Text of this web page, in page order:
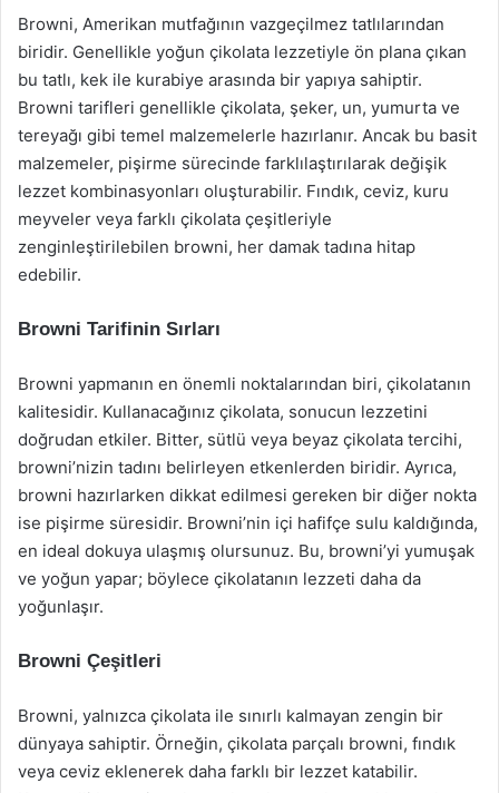
Browni, Amerikan mutfağının vazgeçilmez tatlılarından
biridir. Genellikle yoğun çikolata lezzetiyle ön plana çıkan
bu tatlı, kek ile kurabiye arasında bir yapıya sahiptir.
Browni tarifleri genellikle çikolata, şeker, un, yumurta ve
tereyağı gibi temel malzemelerle hazırlanır. Ancak bu basit
malzemeler, pişirme sürecinde farklılaştırılarak değişik
lezzet kombinasyonları oluşturabilir. Fındık, ceviz, kuru
meyveler veya farklı çikolata çeşitleriyle
zenginleştirilebilen browni, her damak tadına hitap
edebilir.
Browni Tarifinin Sırları
Browni yapmanın en önemli noktalarından biri, çikolatanın
kalitesidir. Kullanacağınız çikolata, sonucun lezzetini
doğrudan etkiler. Bitter, sütlü veya beyaz çikolata tercihi,
browni’nizin tadını belirleyen etkenlerden biridir. Ayrıca,
browni hazırlarken dikkat edilmesi gereken bir diğer nokta
ise pişirme süresidir. Browni’nin içi hafifçe sulu kaldığında,
en ideal dokuya ulaşmış olursunuz. Bu, browni’yi yumuşak
ve yoğun yapar; böylece çikolatanın lezzeti daha da
yoğunlaşır.
Browni Çeşitleri
Browni, yalnızca çikolata ile sınırlı kalmayan zengin bir
dünyaya sahiptir. Örneğin, çikolata parçalı browni, fındık
veya ceviz eklenerek daha farklı bir lezzet katabilir.